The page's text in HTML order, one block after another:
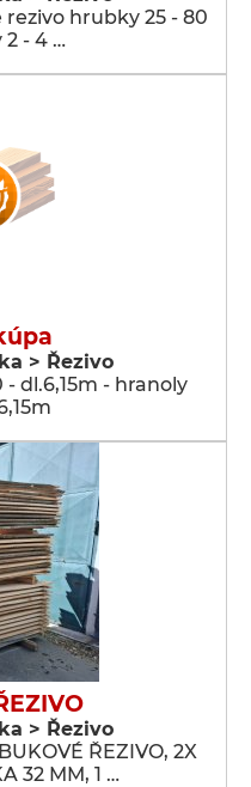
hrubky 25 - 80
- 4 …
> Řezivo
dl.6,15m - hranoly
> Řezivo
ŘEZIVO, 2X
32 MM, 1 …